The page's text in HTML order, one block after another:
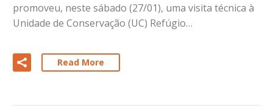
promoveu, neste sábado (27/01), uma visita técnica à
Unidade de Conservação (UC) Refúgio…
Read More